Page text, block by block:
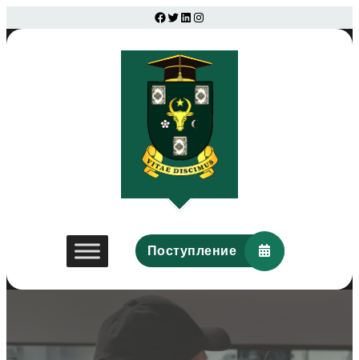
Facebook
Twitter
LinkedIn
Instagram
Поступление